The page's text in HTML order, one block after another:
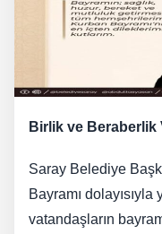
Birlik ve Beraberlik
Saray Belediye
Bayramı dolayısıyla
vatandaşların